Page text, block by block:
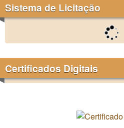
Sistema de Licitação
Certificados Digitais